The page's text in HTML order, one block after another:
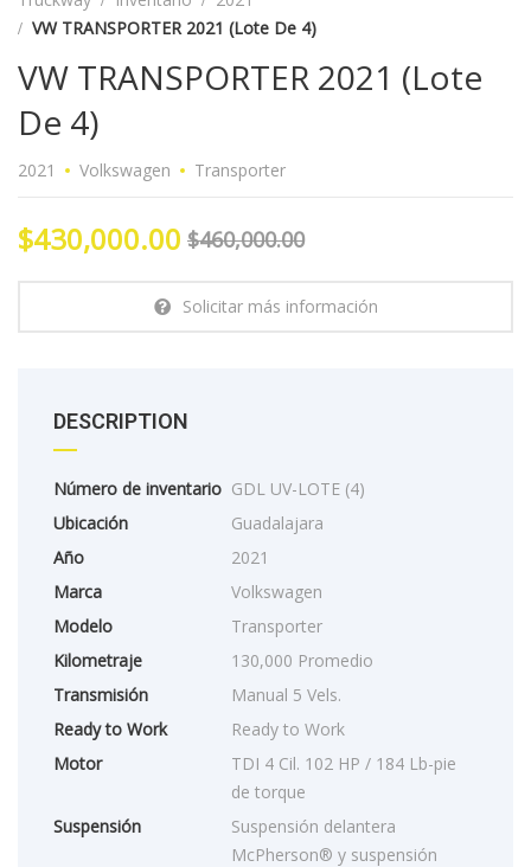
VW TRANSPORTER 2021 (Lote De 4)
VW TRANSPORTER 2021 (Lote
De 4)
2021 Volkswagen Transporter
$460,000.00
$430,000.00
Solicitar más información
DESCRIPTION
Número de inventario GDL UV-LOTE (4)
Ubicación
Guadalajara
Año
2021
Marca
Volkswagen
Modelo
Transporter
Kilometraje
130,000 Promedio
Transmisión
Manual 5 Vels.
Ready to Work
Ready to Work
Motor
TDI 4 Cil. 102 HP / 184 Lb-pie
de torque
Suspensión
Suspensión delantera
McPherson® y suspensión